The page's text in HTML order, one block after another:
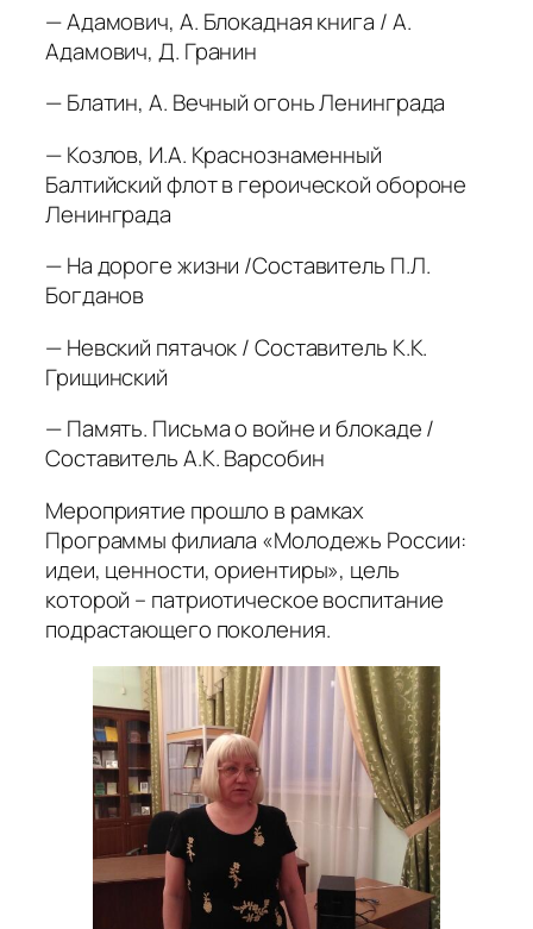
— Адамович, А. Блокадная книга / А.
Адамович, Д. Гранин
— Блатин, А. Вечный огонь Ленинграда
— Козлов, И.А. Краснознаменный
Балтийский флот в героической обороне
Ленинграда
— На дороге жизни /Составитель П.Л.
Богданов
— Невский пятачок / Составитель К.К.
Грищинский
— Память. Письма о войне и блокаде /
Составитель А.К. Варсобин
Мероприятие прошло в рамках
Программы филиала «Молодежь России:
идеи, ценности, ориентиры», цель
которой – патриотическое воспитание
подрастающего поколения.